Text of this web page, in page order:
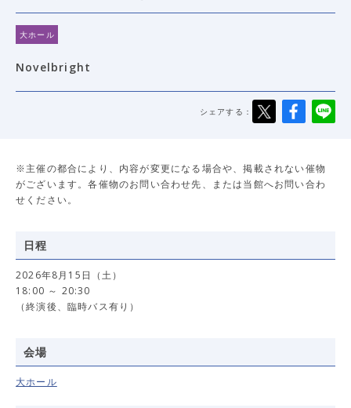
大ホール
Novelbright
シェアする：
※主催の都合により、内容が変更になる場合や、掲載されない催物
がございます。各催物のお問い合わせ先、または当館へお問い合わ
せください。
日程
2026年8月15日（土）
18:00 ～ 20:30
（終演後、臨時バス有り）
会場
大ホール